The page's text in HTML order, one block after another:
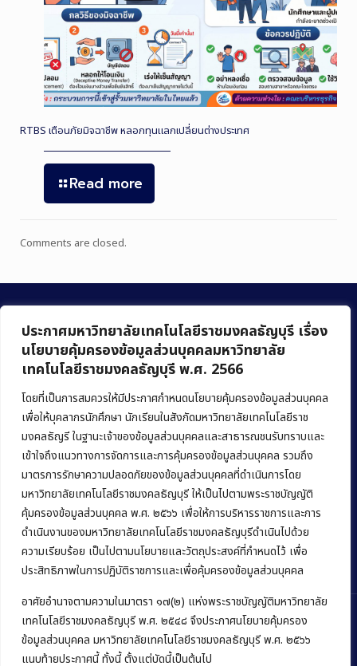
ประกาศมหาวิทยาลัยเทคโนโลยีราชมงคลธัญบุรี เรื่อง
นโยบายคุ้มครองข้อมูลส่วนบุคคลมหาวิทยาลัย
เทคโนโลยีราชมงคลธัญบุรี พ.ศ. 2566
โดยที่เป็นการสมควรให้มีประกาศกำหนดนโยบายคุ้มครองข้อมูลส่วนบุคคล
เพื่อให้บุคลากรนักศึกษา นักเรียนในสังกัดมหาวิทยาลัยเทคโนโลยีราช
มงคลธัญรี ในฐานะเจ้าของข้อมูลส่วนบุคคลและสาธารณชนรับทราบและ
เข้าใจถึงแนวทางการจัดการและการคุ้มครองข้อมูลส่วนบุคคล รวมถึง
มาตรการรักษาความปลอดภัยของข้อมูลส่วนบุคคลที่ดำเนินการโดย
มหาวิทยาลัยเทคโนโลยีราชมงคลธัญบุรี ให้เป็นไปตามพระราชบัญญัติ
คุ้มครองข้อมูลส่วนบุคคล พ.ศ. ๒๕๖๖ เพื่อให้การบริหารราชการและการ
ดำเนินงานของมหาวิทยาลัยเทคโนโลยีราชมงคลธัญบุรีดำเนินไปด้วย
ความเรียบร้อย เป็นไปตามนโยบายและวัตถุประสงค์ที่กำหนดไว้ เพื่อ
ประสิทธิภาพในการปฏิบัติราชการและเพื่อคุ้มครองข้อมูลส่วนบุคคล
อาศัยอำนาจตามความในมาตรา ๑๗(๒) แห่งพระราชบัญญัติมหาวิทยาลัย
เทคโนโลยีราชมงคลธัญบุรี พ.ศ. ๒๕๔๘ จึงประกาศนโยบายคุ้มครอง
ข้อมูลส่วนบุคคล มหาวิทยาลัยเทคโนโลยีราชมงคลธัญบุรี พ.ศ. ๒๕๖๖
แนบท้ายประกาศนี้ ทั้งนี้ ตั้งแต่บัดนี้เป็นต้นไป
RTBS เตือนภัยมิจฉาชีพ หลอกทุนแลกเปลี่ยนต่างประเทศ
Read more
Comments are closed.
คณะบริหารธุรกิจ
มหาวิทยาลัยเทคโนโลยีราชมงคลธัญบุรี
39 หมู่ 1 ถนนรังสิต-นครนายก ตำบลคลองหก
อำเภอคลองหลวง จังหวัดปทุมธานี 12120
Phone:+66 (0) 2549 3243,+66 (0) 2549 3241
E-mail:bus@rmutt.ac.th
Copyright © 2022 คณะบริหารธุรกิจ มหาวิทยาลัยเทคโนโลยีราชมงคล